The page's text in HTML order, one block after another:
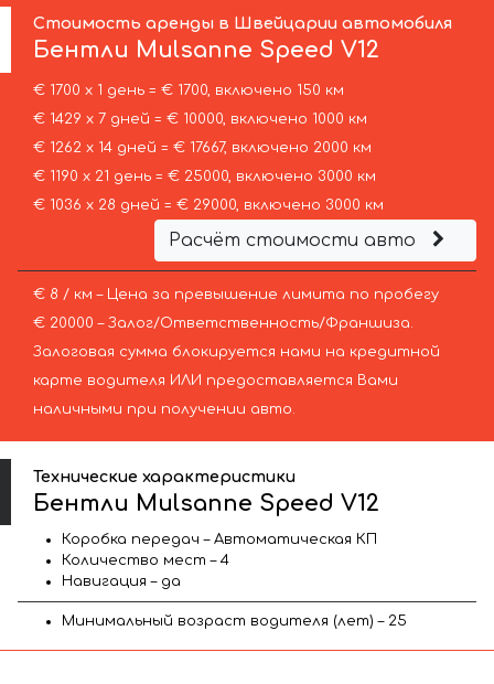
Стоимость аренды в Швейцарии автомобиля
Бентли Mulsanne Speed V12
€ 1700 х 1 день = € 1700, включено 150 км
€ 1429 х 7 дней = € 10000, включено 1000 км
€ 1262 х 14 дней = € 17667, включено 2000 км
€ 1190 х 21 день = € 25000, включено 3000 км
€ 1036 х 28 дней = € 29000, включено 3000 км
Расчёт стоимости авто
€ 8 / км – Цена за превышение лимита по пробегу
€ 20000 – Залог/Ответственность/Франшиза.
Залоговая сумма блокируется нами на кредитной
карте водителя ИЛИ предоставляется Вами
наличными при получении авто.
Технические характеристики
Бентли Mulsanne Speed V12
Коробка передач – Автоматическая КП
Количество мест – 4
Навигация – да
Минимальный возраст водителя (лет) – 25